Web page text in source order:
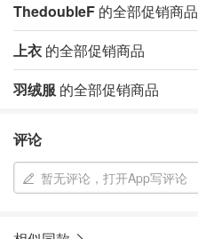
ThedoubleF 的全部促销商品
上衣 的全部促销商品
羽绒服 的全部促销商品
评论
暂无评论，打开App写评论